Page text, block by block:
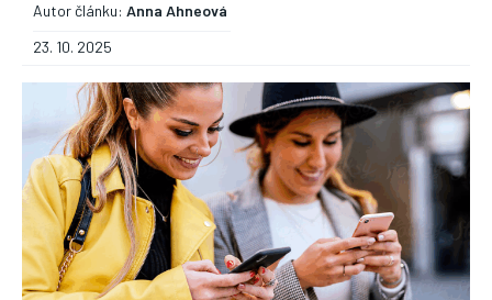
― REKLAMA ―
Nic není tak důležité, jako vaše zdraví.
Autor článku: Anna Ahneová
23. 10. 2025